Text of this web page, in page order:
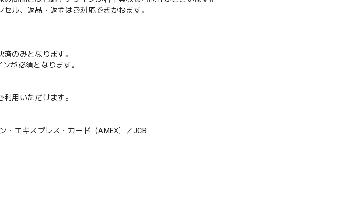
ル、返品・返金はご対応できかねます。
のみとなります。
が必須となります。
用いただけます。
エキスプレス・カード（AMEX）／JCB